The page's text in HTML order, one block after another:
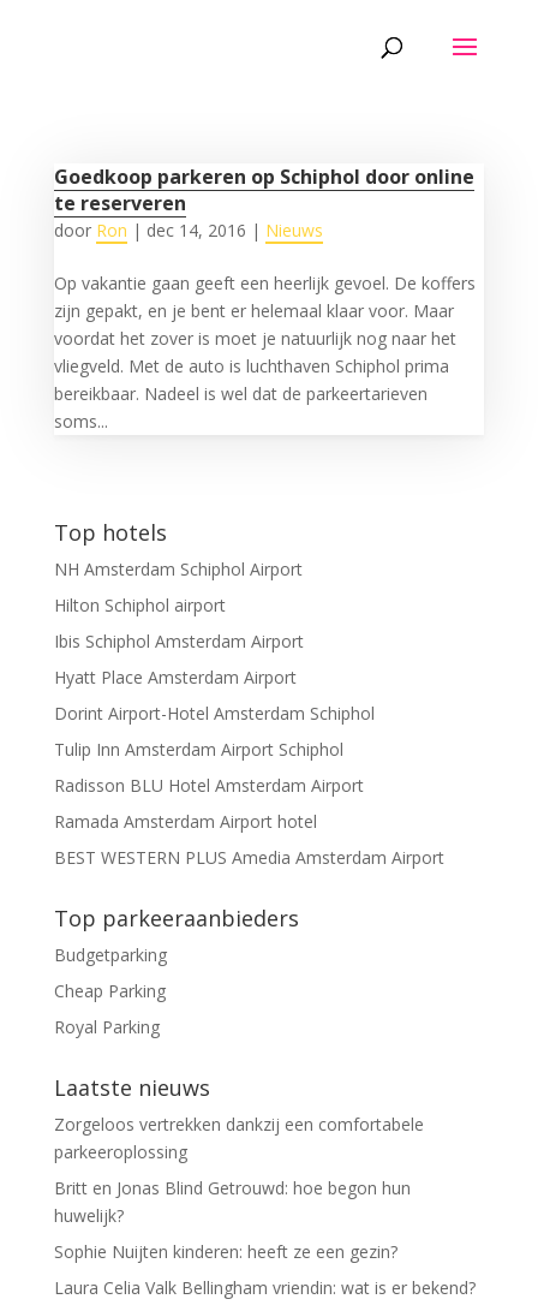
Goedkoop parkeren op Schiphol door online
te reserveren
door Ron | dec 14, 2016 | Nieuws
Op vakantie gaan geeft een heerlijk gevoel. De koffers
zijn gepakt, en je bent er helemaal klaar voor. Maar
voordat het zover is moet je natuurlijk nog naar het
vliegveld. Met de auto is luchthaven Schiphol prima
bereikbaar. Nadeel is wel dat de parkeertarieven
soms...
Top hotels
NH Amsterdam Schiphol Airport
Hilton Schiphol airport
Ibis Schiphol Amsterdam Airport
Hyatt Place Amsterdam Airport
Dorint Airport-Hotel Amsterdam Schiphol
Tulip Inn Amsterdam Airport Schiphol
Radisson BLU Hotel Amsterdam Airport
Ramada Amsterdam Airport hotel
BEST WESTERN PLUS Amedia Amsterdam Airport
Top parkeeraanbieders
Budgetparking
Cheap Parking
Royal Parking
Laatste nieuws
Zorgeloos vertrekken dankzij een comfortabele
parkeeroplossing
Britt en Jonas Blind Getrouwd: hoe begon hun
huwelijk?
Sophie Nuijten kinderen: heeft ze een gezin?
Laura Celia Valk Bellingham vriendin: wat is er bekend?